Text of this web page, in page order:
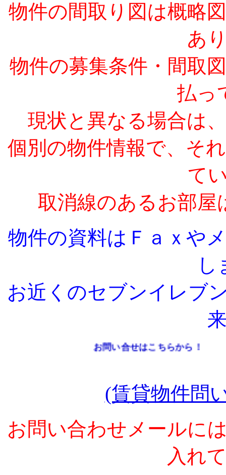
物件の間取り図は概略
あ
物件の募集条件・間取
払っ
現状と異なる場合は
個別の物件情報で、そ
て
取消線のあるお部屋
物件の資料はＦａｘや
し
お近くのセブンイレブ
お問い合せはこちらから！
(賃貸物件問
お問い合わせメールに
入れ